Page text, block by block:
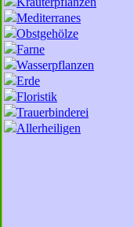
Mediterranes
Obstgehölze
Farne
Wasserpflanzen
Erde
Floristik
Trauerbinderei
Allerheiligen